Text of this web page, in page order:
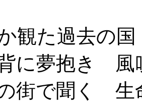
観た過去の
に夢抱き 風
街で聞く 生